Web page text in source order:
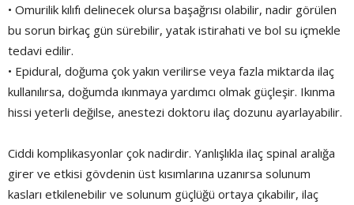
• Omurilik kılıfı delinecek olursa başağrısı olabilir, nadir görülen
bu sorun birkaç gün sürebilir, yatak istirahati ve bol su içmekle
tedavi edilir.
• Epidural, doğuma çok yakın verilirse veya fazla miktarda ilaç
kullanılırsa, doğumda ıkınmaya yardımcı olmak güçleşir. Ikınma
hissi yeterli değilse, anestezi doktoru ilaç dozunu ayarlayabilir.
Ciddi komplikasyonlar çok nadirdir. Yanlışlıkla ilaç spinal aralığa
girer ve etkisi gövdenin üst kısımlarına uzanırsa solunum
kasları etkilenebilir ve solunum güçlüğü ortaya çıkabilir, ilaç